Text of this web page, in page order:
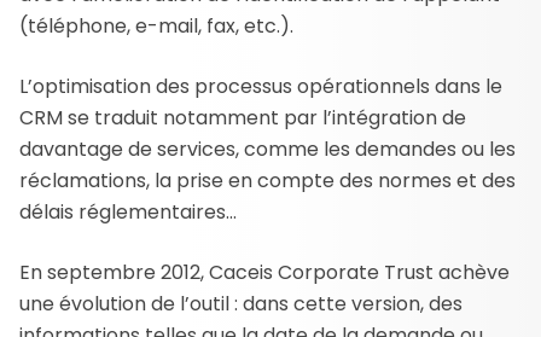
(téléphone, e-mail, fax, etc.).
L’optimisation des processus opérationnels dans le
CRM se traduit notamment par l’intégration de
davantage de services, comme les demandes ou les
réclamations, la prise en compte des normes et des
délais réglementaires…
En septembre 2012, Caceis Corporate Trust achève
une évolution de l’outil : dans cette version, des